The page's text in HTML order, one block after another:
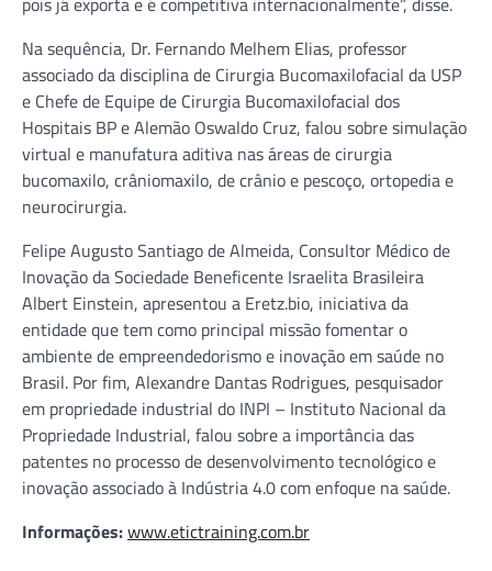
Na sequência, Dr. Fernando Melhem Elias, professor
associado da disciplina de Cirurgia Bucomaxilofacial da USP
e Chefe de Equipe de Cirurgia Bucomaxilofacial dos
Hospitais BP e Alemão Oswaldo Cruz, falou sobre simulação
virtual e manufatura aditiva nas áreas de cirurgia
bucomaxilo, crâniomaxilo, de crânio e pescoço, ortopedia e
neurocirurgia.
Felipe Augusto Santiago de Almeida, Consultor Médico de
Inovação da Sociedade Beneficente Israelita Brasileira
Albert Einstein, apresentou a Eretz.bio, iniciativa da
entidade que tem como principal missão fomentar o
ambiente de empreendedorismo e inovação em saúde no
Brasil. Por fim, Alexandre Dantas Rodrigues, pesquisador
em propriedade industrial do INPI – Instituto Nacional da
Propriedade Industrial, falou sobre a importância das
patentes no processo de desenvolvimento tecnológico e
inovação associado à Indústria 4.0 com enfoque na saúde.
Informações:www.etictraining.com.br